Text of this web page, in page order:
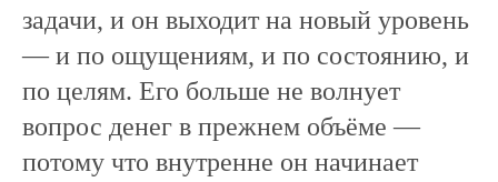
задачи, и он выходит на новый уровень
— и по ощущениям, и по состоянию, и
по целям. Его больше не волнует
вопрос денег в прежнем объёме —
потому что внутренне он начинает